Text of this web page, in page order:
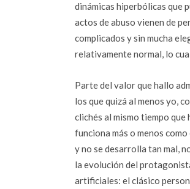
dinámicas hiperbólicas que
actos de abuso vienen de
complicados y sin mucha
relativamente normal, lo
Parte del valor que hallo
los que quizá al menos yo,
clichés al mismo tiempo
funciona más o menos
y no se desarrolla tan mal,
la evolución del
artificiales: el clásico